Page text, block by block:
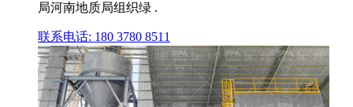
局河南地质局组织绿 .
联系电话: 180 3780 8511